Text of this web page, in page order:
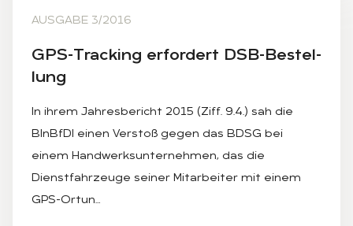
AUSGABE 3/2016
GPS-Tracking er­for­dert DSB-Be­stel­
lung
In ihrem Jahresbericht 2015 (Ziff. 9.4.) sah die
BInBfDI einen Verstoß gegen das BDSG bei
einem Handwerksunternehmen, das die
Dienstfahrzeuge seiner Mitarbeiter mit einem
GPS-Ortun…